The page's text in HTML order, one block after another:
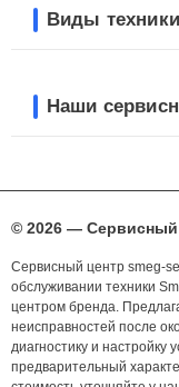
Виды техники
Наши
© 2026 — Сервисный
Сервисный центр smeg-
обслуживании техники
центром бренда.
неисправностей после
диагностику и настройку
предварительный